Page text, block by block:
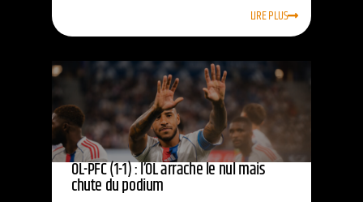
LIRE PLUS
OL-PFC (1-1) : l’OL arrache le nul mais
chute du podium